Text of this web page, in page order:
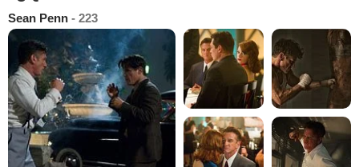
Sean Penn - 223